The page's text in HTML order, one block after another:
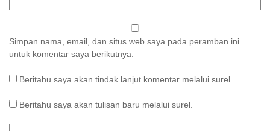
Simpan nama, email, dan situs web saya pada peramban ini
untuk komentar saya berikutnya.
Beritahu saya akan tindak lanjut komentar melalui surel.
Beritahu saya akan tulisan baru melalui surel.